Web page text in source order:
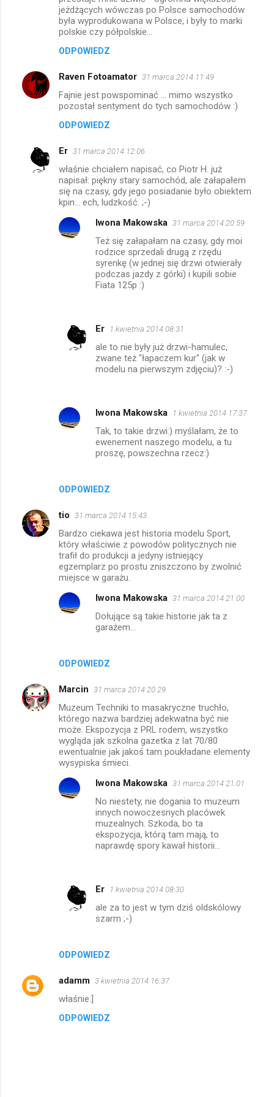
jeżdżących wówczas po Polsce samochodów
była wyprodukowana w Polsce, i były to marki
polskie czy półpolskie...
ODPOWIEDZ
Raven Fotoamator 31 marca 2014 11:49
Fajnie jest powspominać ... mimo wszystko
pozostał sentyment do tych samochodów :)
ODPOWIEDZ
Er 31 marca 2014 12:06
właśnie chciałem napisać, co Piotr H. już
napisał: piękny stary samochód, ale załapałem
się na czasy, gdy jego posiadanie było obiektem
kpin... ech, ludzkość. ;-)
ODPOWIEDZ
Iwona Makowska 31 marca 2014 20:59
Też się załapałam na czasy, gdy moi
rodzice sprzedali drugą z rzędu
syrenkę (w jednej się drzwi otwierały
podczas jazdy z górki) i kupili sobie
Fiata 125p :)
Er 1 kwietnia 2014 08:31
ale to nie były już drzwi-hamulec,
zwane też "łapaczem kur" (jak w
modelu na pierwszym zdjęciu)? :-)
Iwona Makowska 1 kwietnia 2014 17:37
Tak, to takie drzwi:) myślałam, że to
ewenement naszego modelu, a tu
proszę, powszechna rzecz:)
tio 31 marca 2014 15:43
Bardzo ciekawa jest historia modelu Sport,
który właściwie z powodów politycznych nie
trafił do produkcji a jedyny istniejący
egzemplarz po prostu zniszczono by zwolnić
miejsce w garażu.
ODPOWIEDZ
Iwona Makowska 31 marca 2014 21:00
Dołujące są takie historie jak ta z
garażem...
Marcin 31 marca 2014 20:29
Muzeum Techniki to masakryczne truchło,
którego nazwa bardziej adekwatna być nie
może. Ekspozycja z PRL rodem, wszystko
wygląda jak szkolna gazetka z lat 70/80
ewentualnie jak jakoś tam poukładane elementy
wysypiska śmieci.
ODPOWIEDZ
Iwona Makowska 31 marca 2014 21:01
No niestety, nie dogania to muzeum
innych nowoczesnych placówek
muzealnych. Szkoda, bo ta
ekspozycja, którą tam mają, to
naprawdę spory kawał historii...
Er 1 kwietnia 2014 08:30
ale za to jest w tym dziś oldskólowy
szarm ;-)
adamm 3 kwietnia 2014 16:37
właśnie:]
ODPOWIEDZ